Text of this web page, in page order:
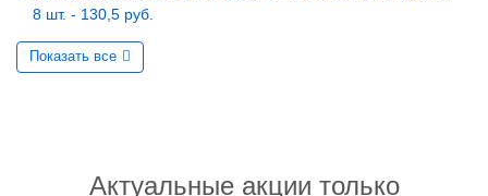
8 шт. - 130,5 руб.
Показать все
Актуальные акции только